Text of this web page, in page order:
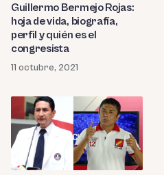
Guillermo Bermejo Rojas:
hoja de vida, biografía,
perfil y quién es el
congresista
11 octubre, 2021